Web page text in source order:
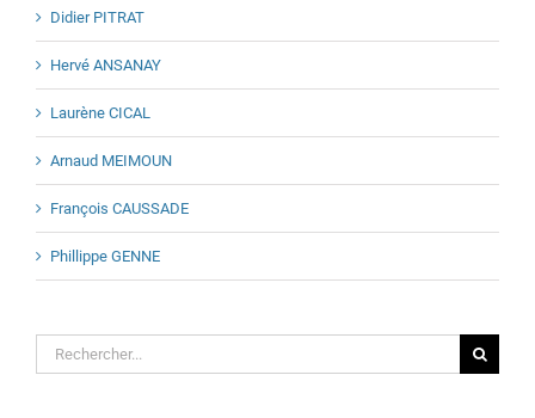
Didier PITRAT
Hervé ANSANAY
Laurène CICAL
Arnaud MEIMOUN
François CAUSSADE
Phillippe GENNE
Rechercher: